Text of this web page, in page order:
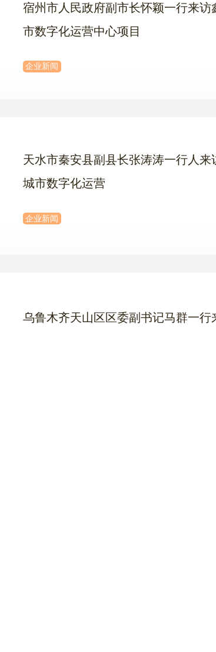
宿州市人民政府副市长怀颖一行来访
市数字化运营中心项目
企业新闻
天水市秦安县副县长张涛涛一行人来
城市数字化运营
企业新闻
乌鲁木齐天山区区委副书记马群一行